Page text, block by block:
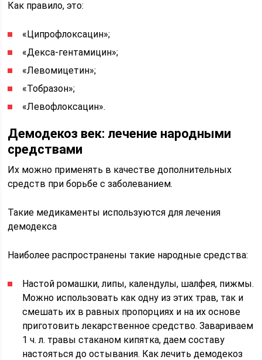
Как правило, это:
«Ципрофлоксацин»;
«Декса-гентамицин»;
«Левомицетин»;
«Тобразон»;
«Левофлоксацин».
Демодекоз век: лечение народными
средствами
Их можно применять в качестве дополнительных
средств при борьбе с заболеванием.
Такие медикаменты используются для лечения
демодекса
Наиболее распространены такие народные средства:
Настой ромашки, липы, календулы, шалфея, пижмы.
Можно использовать как одну из этих трав, так и
смешать их в равных пропорциях и на их основе
приготовить лекарственное средство. Завариваем
1 ч. л. травы стаканом кипятка, даем составу
настояться до остывания. Как лечить демодекоз